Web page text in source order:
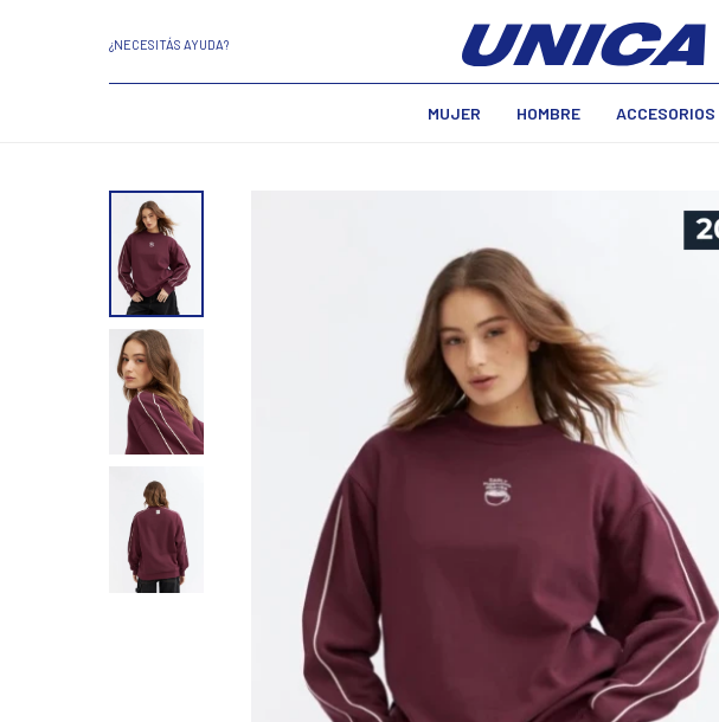
MUJER HOMBRE ACCESORIOS
¿NECESITÁS AYUDA?